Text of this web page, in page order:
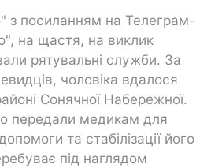
з посиланням на Телеграм-
на щастя, на виклик
рятувальні служби. За
чоловіка вдалося
Сонячної Набережної.
передали медикам для
та стабілізації його
під наглядом